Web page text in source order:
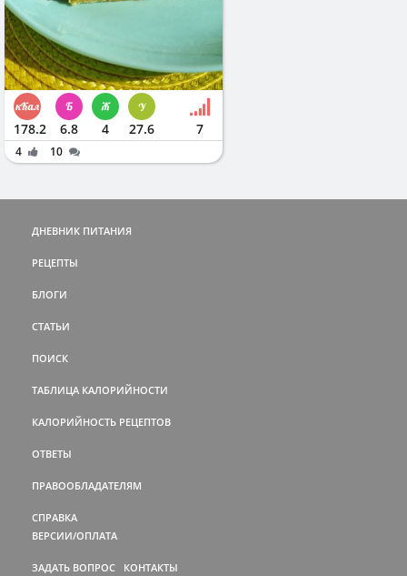
178.2 6.8 4 27.6 7
4 10
ДНЕВНИК ПИТАНИЯ
РЕЦЕПТЫ
БЛОГИ
СТАТЬИ
ПОИСК
ТАБЛИЦА КАЛОРИЙНОСТИ
КАЛОРИЙНОСТЬ РЕЦЕПТОВ
ОТВЕТЫ
ПРАВООБЛАДАТЕЛЯМ
СПРАВКА
ВЕРСИИ/ОПЛАТА
ЗАДАТЬ ВОПРОС КОНТАКТЫ